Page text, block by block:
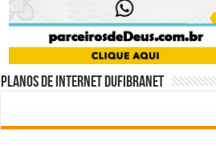
Planos de internet DUFIBRANET